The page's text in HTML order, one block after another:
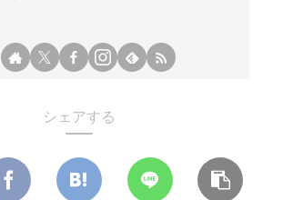
シェアする